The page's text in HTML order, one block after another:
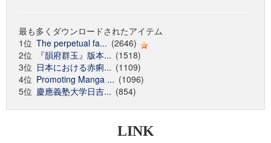
最も多くダウンロードされたアイテム
1位 The perpetual fa... (2646)
2位
『韻府群玉』版本... (1518)
3位 日本における赤痢... (1109)
4位 Promoting Manga ... (1096)
5位 慶應義塾大学日吉... (854)
LINK